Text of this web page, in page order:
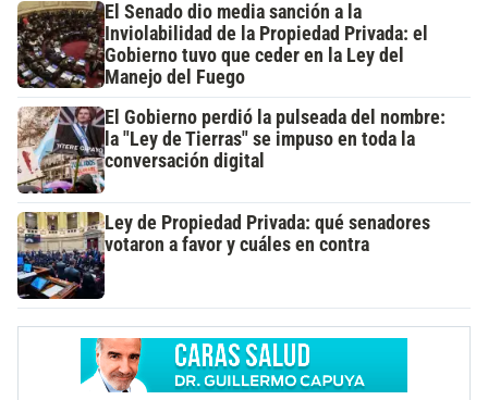
El Senado dio media sanción a la
Inviolabilidad de la Propiedad Privada: el
Gobierno tuvo que ceder en la Ley del
Manejo del Fuego
El Gobierno perdió la pulseada del nombre:
la "Ley de Tierras" se impuso en toda la
conversación digital
Ley de Propiedad Privada: qué senadores
votaron a favor y cuáles en contra